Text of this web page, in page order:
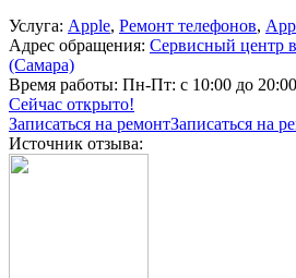
Услуга: Apple, Ремонт телефонов,
Адрес обращения: Сервисный центр
(Самара)
Время работы: Пн-Пт: с 10:00 до
Сейчас открыто!
Записаться на ремонтЗаписаться на
Источник отзыва: